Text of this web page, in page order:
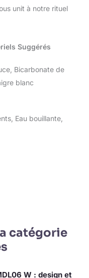
unit à notre rituel
Suggérés
Bicarbonate de
blanc
Eau bouillante,
catégorie
W : design et